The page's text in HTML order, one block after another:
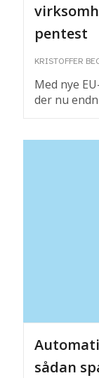
pentest
KRISTOFFER
Med nye
der nu
sådan